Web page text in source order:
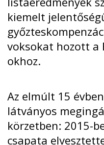
kiemelt
voksokat hozott a
okhoz.
Az elmúlt 15
látványos
körzetben: 2015-
csapata